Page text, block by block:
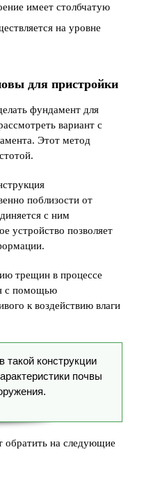
имеет столбчатую
на уровне
для пристройки
фундамент для
вариант с
Этот метод
поблизости от
с ним
устройство позволяет
трещин в процессе
с помощью
к воздействию влаги
такой конструкции
почвы
обратить на следующие